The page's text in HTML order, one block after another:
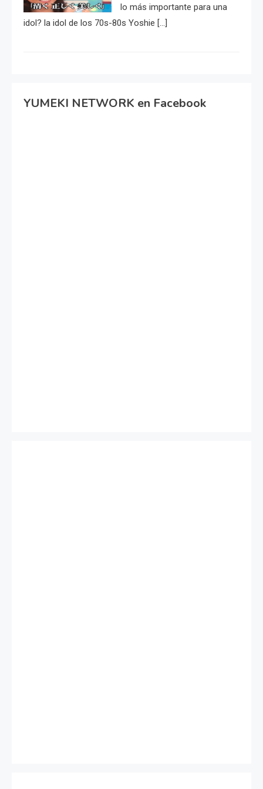
lo más importante para una
idol? la idol de los 70s-80s Yoshie […]
YUMEKI NETWORK en Facebook